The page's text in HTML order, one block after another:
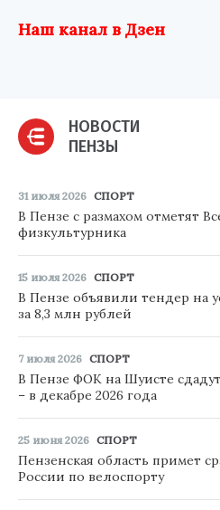
Наш канал в Дзен
НОВОСТИ
ПЕНЗЫ
31 июля 2026 СПОРТ
В Пензе с размахом отметят
физкультурника
15 июля 2026 СПОРТ
В Пензе объявили тендер на
за 8,3 млн рублей
7 июля 2026 СПОРТ
В Пензе ФОК на Шуисте
– в декабре 2026 года
25 июня 2026 СПОРТ
Пензенская область примет
России по велоспорту